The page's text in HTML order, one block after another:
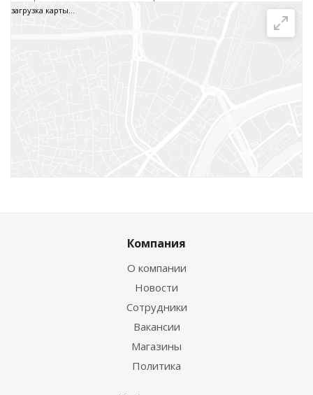
загрузка карты...
Компания
О компании
Новости
Сотрудники
Вакансии
Магазины
Политика